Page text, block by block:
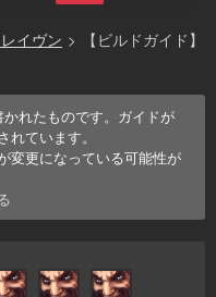
イヴン >
【ビルドガイド】
かれたものです。ガイドが
ています。
変更になっている可能性が